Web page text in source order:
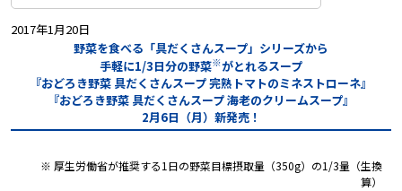
2017年1月20日
野菜を食べる「具だくさんスープ」シリーズから
手軽に1/3日分の野菜※がとれるスープ
『おどろき野菜 具だくさんスープ 完熟トマトのミネストローネ』
『おどろき野菜 具だくさんスープ 海老のクリームスープ』
2月6日（月）新発売！
※ 厚生労働省が推奨する1日の野菜目標摂取量（350g）の1/3量（生換
算）